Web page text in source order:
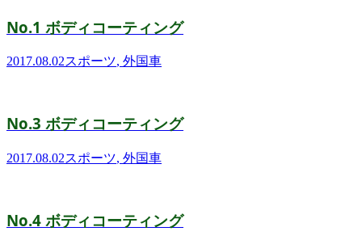
No.1 ボディコーティング
2017.08.02スポーツ, 外国車
No.3 ボディコーティング
2017.08.02スポーツ, 外国車
No.4 ボディコーティング